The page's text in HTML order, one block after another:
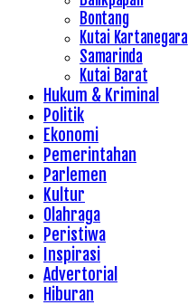
Bontang
Kutai Kartanegara
Samarinda
Kutai Barat
Hukum & Kriminal
Politik
Ekonomi
Pemerintahan
Parlemen
Kultur
Olahraga
Peristiwa
Inspirasi
Advertorial
Hiburan